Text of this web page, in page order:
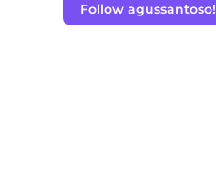
Follow agussantoso!